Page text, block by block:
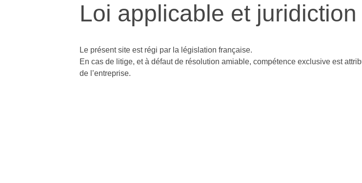
Loi applicable et
Le présent site est régi par la législation française.
En cas de litige, et à défaut de résolution amiable, compétence exclusive est
de l’entreprise.